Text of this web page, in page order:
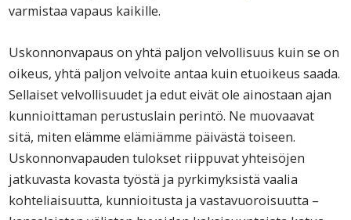
varmistaa vapaus kaikille.
Uskonnonvapaus on yhtä paljon velvollisuus kuin se on
oikeus, yhtä paljon velvoite antaa kuin etuoikeus saada.
Sellaiset velvollisuudet ja edut eivät ole ainostaan ajan
kunnioittaman perustuslain perintö. Ne muovaavat
sitä, miten elämme elämiämme päivästä toiseen.
Uskonnonvapauden tulokset riippuvat yhteisöjen
jatkuvasta kovasta työstä ja pyrkimyksistä vaalia
kohteliaisuutta, kunnioitusta ja vastavuoroisuutta –